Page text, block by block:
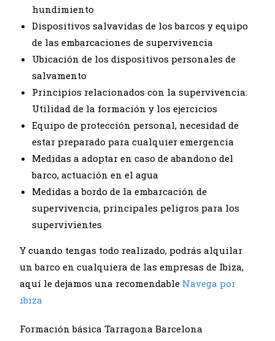
hundimiento
Dispositivos salvavidas de los barcos y equipo
de las embarcaciones de supervivencia
Ubicación de los dispositivos personales de
salvamento
Principios relacionados con la supervivencia:
Utilidad de la formación y los ejercicios
Equipo de protección personal, necesidad de
estar preparado para cualquier emergencia
Medidas a adoptar en caso de abandono del
barco, actuación en el agua
Medidas a bordo de la embarcación de
supervivencia, principales peligros para los
supervivientes
Y cuando tengas todo realizado, podrás alquilar
un barco en cualquiera de las empresas de Ibiza,
aquí le dejamos una recomendable Navega por
ibiza
Formación básica Tarragona Barcelona